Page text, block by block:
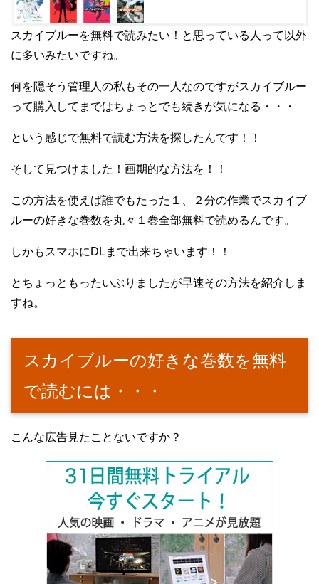
スカイブルーを無料で読みたい！と思っている人って以外
に多いみたいですね。
何を隠そう管理人の私もその一人なのですがスカイブルー
って購入してまではちょっとでも続きが気になる・・・
という感じで無料で読む方法を探したんです！！
そして見つけました！画期的な方法を！！
この方法を使えば誰でもたった１、２分の作業でスカイブ
ルーの好きな巻数を丸々１巻全部無料で読めるんです。
しかもスマホにDLまで出来ちゃいます！！
とちょっともったいぶりましたが早速その方法を紹介しま
すね。
スカイブルーの好きな巻数を無料
で読むには・・・
こんな広告見たことないですか？